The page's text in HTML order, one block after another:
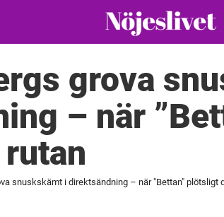
grova
– när
snuskskämt i direktsändning – när "Bettan" plötsligt